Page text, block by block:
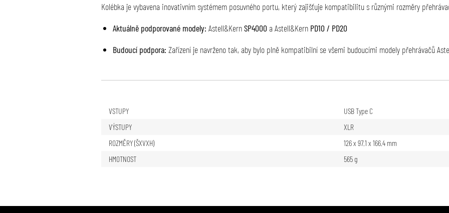
Kolébka je vybavena inovativním systémem posuvného portu, který zajišťuje kompatibilitu s různými rozměry
Aktuálně podporované modely: Astell&KernSP4000 a Astell&Kern PD10 / PD20
Budoucí podpora: Zařízení je navrženo tak, aby bylo plně kompatibilní se všemi budoucími modely přehrávačů
VSTUPY
USB Type C
VÝSTUPY
XLR
ROZMĚRY (ŠXVXH)
126 x 97.1 x 166.4 mm
HMOTNOST
565 g